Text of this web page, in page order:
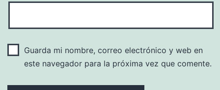
Guarda mi nombre, correo electrónico y web en
este navegador para la próxima vez que comente.